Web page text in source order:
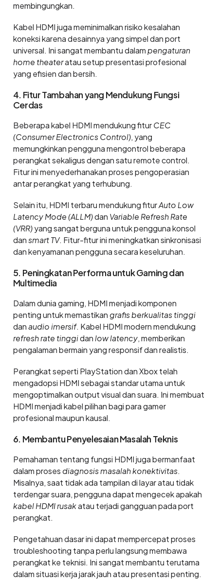
membingungkan.
Kabel HDMI juga meminimalkan risiko kesalahan
koneksi karena desainnya yang simpel dan port
universal. Ini sangat membantu dalampengaturan
home theateratau setup presentasi profesional
yang efisien dan bersih.
4. Fitur Tambahan yang Mendukung Fungsi
Cerdas
Beberapa kabel HDMI mendukung fiturCEC
(Consumer Electronics Control), yang
memungkinkan pengguna mengontrol beberapa
perangkat sekaligus dengan satu remote control.
Fitur ini menyederhanakan proses pengoperasian
antar perangkat yang terhubung.
Selain itu, HDMI terbaru mendukung fiturAuto Low
Latency Mode (ALLM)dan Variable Refresh Rate
(VRR)yang sangat berguna untuk pengguna konsol
dansmart TV. Fitur-fitur ini meningkatkan sinkronisasi
dan kenyamanan pengguna secara keseluruhan.
5. Peningkatan Performa untuk Gaming dan
Multimedia
Dalam dunia gaming, HDMI menjadi komponen
penting untuk memastikan grafis berkualitas tinggi
danaudio imersif. Kabel HDMI modern mendukung
refresh rate tinggidanlow latency, memberikan
pengalaman bermain yang responsif dan realistis.
Perangkat seperti PlayStation dan Xbox telah
mengadopsi HDMI sebagai standar utama untuk
mengoptimalkan output visual dan suara. Ini membuat
HDMI menjadi kabel pilihan bagi para gamer
profesional maupun kausal.
6. Membantu Penyelesaian Masalah Teknis
Pemahaman tentang fungsi HDMI juga bermanfaat
dalam proses diagnosis masalah konektivitas.
Misalnya, saat tidak ada tampilan di layar atau tidak
terdengar suara, pengguna dapat mengecek apakah
kabel HDMI rusakatau terjadi gangguan pada port
perangkat.
Pengetahuan dasar ini dapat mempercepat proses
troubleshooting tanpa perlu langsung membawa
perangkat ke teknisi. Ini sangat membantu terutama
dalam situasi kerja jarak jauh atau presentasi penting.